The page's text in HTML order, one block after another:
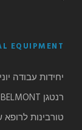
EQUIPMENT
יחידות עבודה
רנטגן BELMONT
טורבינות לרופא